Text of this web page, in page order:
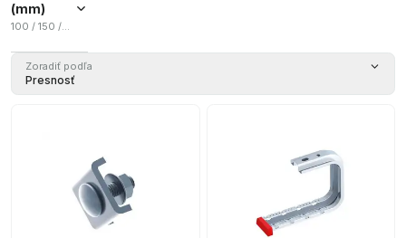
(mm)
100 / 150 / 200 / 300
150 (1)
Zoradiť podľa
Presnosť